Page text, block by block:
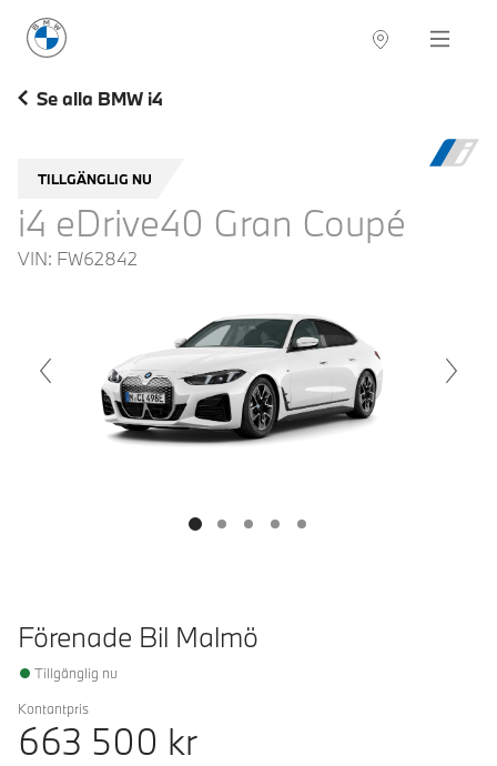
BMW Sverige Navigation
Se alla BMW i4
TILLGÄNGLIG NU
i4 eDrive40 Gran Coupé
VIN: FW62842
Förenade Bil Malmö
Tillgänglig nu
Kontantpris
663 500 kr